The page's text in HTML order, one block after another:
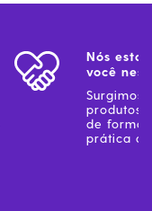
Nós
você
Surgimos
produtos
de forma
prática